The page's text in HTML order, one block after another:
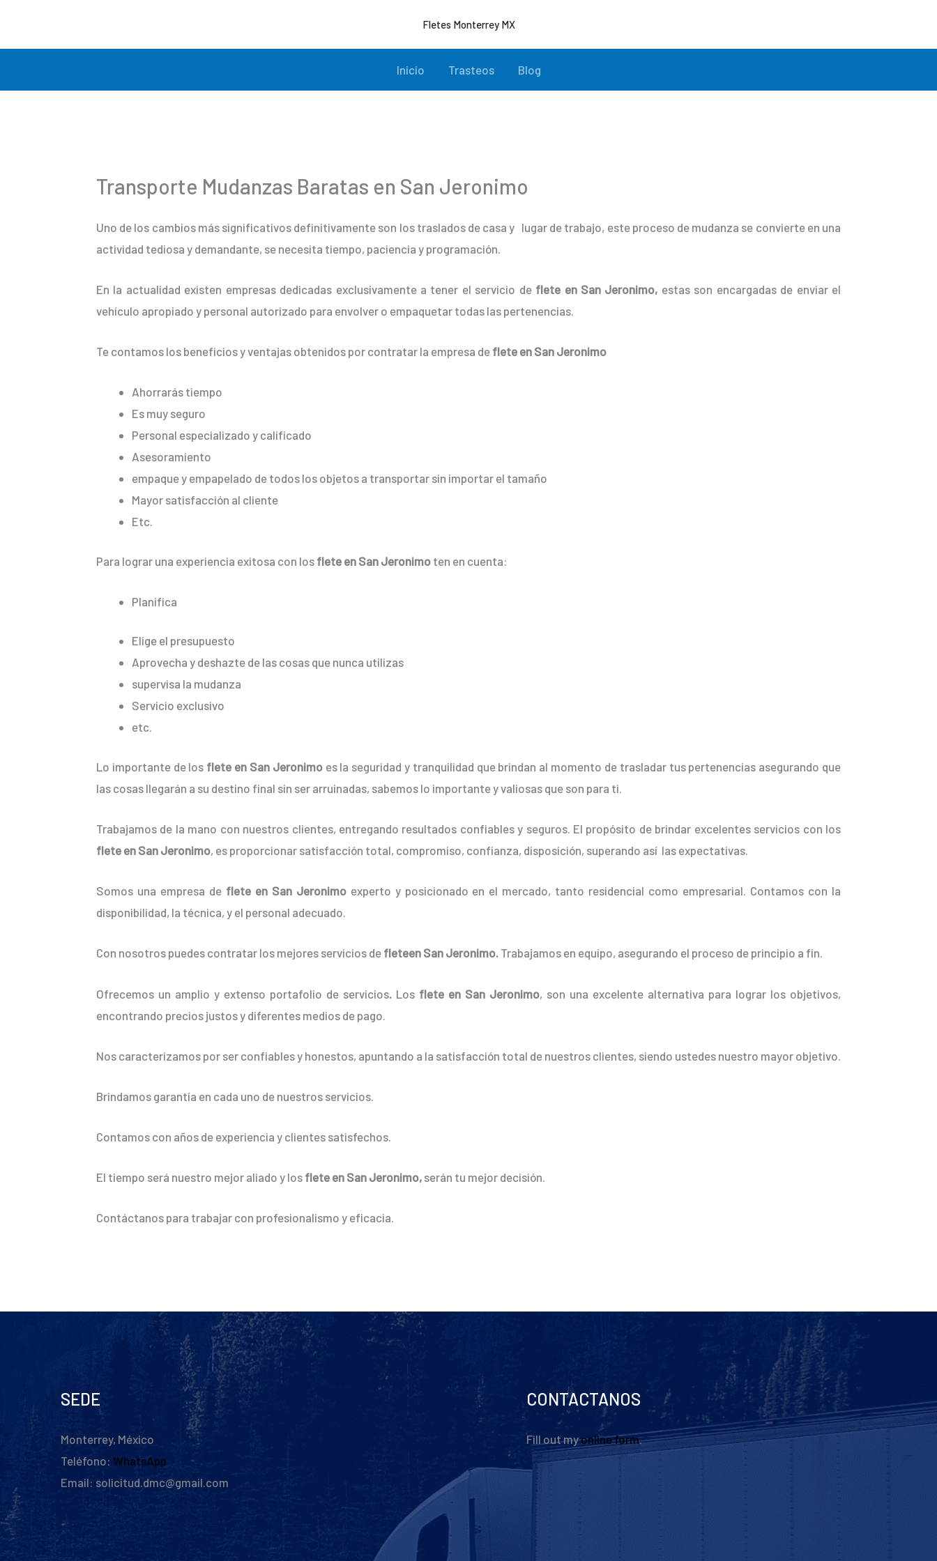
contenido
Fletes Monterrey MX
Inicio Trasteos Blog
Transporte Mudanzas Baratas en San Jeronimo
Uno de los cambios más significativos definitivamente son los traslados de casa y lugar de trabajo, este proceso de mudanza se convierte en una
actividad tediosa y demandante, se necesita tiempo, paciencia y programación.
En la actualidad existen empresas dedicadas exclusivamente a tener el servicio deflete en San Jeronimo, estas son encargadas de enviar el
vehículo apropiado y personal autorizado para envolver o empaquetar todas las pertenencias.
Te contamos los beneficios y ventajas obtenidos por contratar la empresa de flete en San Jeronimo
Ahorrarás tiempo
Es muy seguro
Personal especializado y calificado
Asesoramiento
empaque y empapelado de todos los objetos a transportar sin importar el tamaño
Mayor satisfacción al cliente
Etc.
Para lograr una experiencia exitosa con los flete en San Jeronimo ten en cuenta:
Planifica
Elige el presupuesto
Aprovecha y deshazte de las cosas que nunca utilizas
supervisa la mudanza
Servicio exclusivo
etc.
Lo importante de los flete en San Jeronimoes la seguridad y tranquilidad que brindan al momento de trasladar tus pertenencias asegurando que
las cosas llegarán a su destino final sin ser arruinadas, sabemos lo importante y valiosas que son para ti.
Trabajamos de la mano con nuestros clientes, entregando resultados confiables y seguros. El propósito de brindar excelentes servicios con los
flete en San Jeronimo, es proporcionar satisfacción total, compromiso, confianza, disposición, superando así las expectativas.
Somos una empresa de flete en San Jeronimoexperto y posicionado en el mercado, tanto residencial como empresarial. Contamos con la
disponibilidad, la técnica, y el personal adecuado.
Con nosotros puedes contratar los mejores servicios de fleteen San Jeronimo. Trabajamos en equipo, asegurando el proceso de principio a fin.
Ofrecemos un amplio y extenso portafolio de servicios. Los flete en San Jeronimo, son una excelente alternativa para lograr los objetivos,
encontrando precios justos y diferentes medios de pago.
Nos caracterizamos por ser confiables y honestos, apuntando a la satisfacción total de nuestros clientes, siendo ustedes nuestro mayor objetivo.
Brindamos garantía en cada uno de nuestros servicios.
Contamos con años de experiencia y clientes satisfechos.
El tiempo será nuestro mejor aliado y los flete en San Jeronimo, serán tu mejor decisión.
Contáctanos para trabajar con profesionalismo y eficacia.
SEDE
Monterrey, México
Teléfono: WhatsApp
Email: solicitud.dmc@gmail.com
CONTACTANOS
Fill out myonline form.